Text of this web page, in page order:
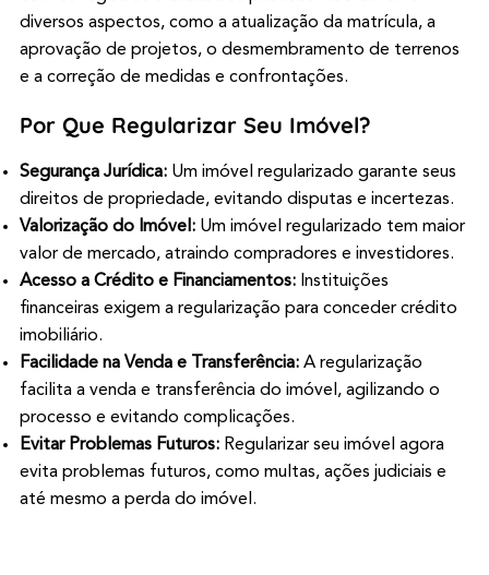
diversos aspectos, como a atualização da matrícula, a
aprovação de projetos, o desmembramento de terrenos
e a correção de medidas e confrontações.
Por Que Regularizar Seu Imóvel?
Segurança Jurídica:Um imóvel regularizado garante seus
direitos de propriedade, evitando disputas e incertezas.
Valorização do Imóvel:Um imóvel regularizado tem maior
valor de mercado, atraindo compradores e investidores.
Acesso a Crédito e Financiamentos:Instituições
financeiras exigem a regularização para conceder crédito
imobiliário.
Facilidade na Venda e Transferência: A regularização
facilita a venda e transferência do imóvel, agilizando o
processo e evitando complicações.
Evitar Problemas Futuros:Regularizar seu imóvel agora
evita problemas futuros, como multas, ações judiciais e
até mesmo a perda do imóvel.